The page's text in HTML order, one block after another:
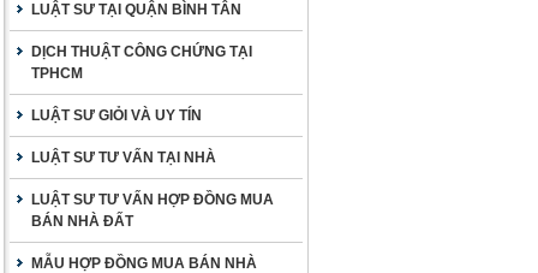
LUẬT SƯ TẠI QUẬN BÌNH TÂN
DỊCH THUẬT CÔNG CHỨNG TẠI
TPHCM
LUẬT SƯ GIỎI VÀ UY TÍN
LUẬT SƯ TƯ VẤN TẠI NHÀ
LUẬT SƯ TƯ VẤN HỢP ĐỒNG MUA
BÁN NHÀ ĐẤT
MẪU HỢP ĐỒNG MUA BÁN NHÀ